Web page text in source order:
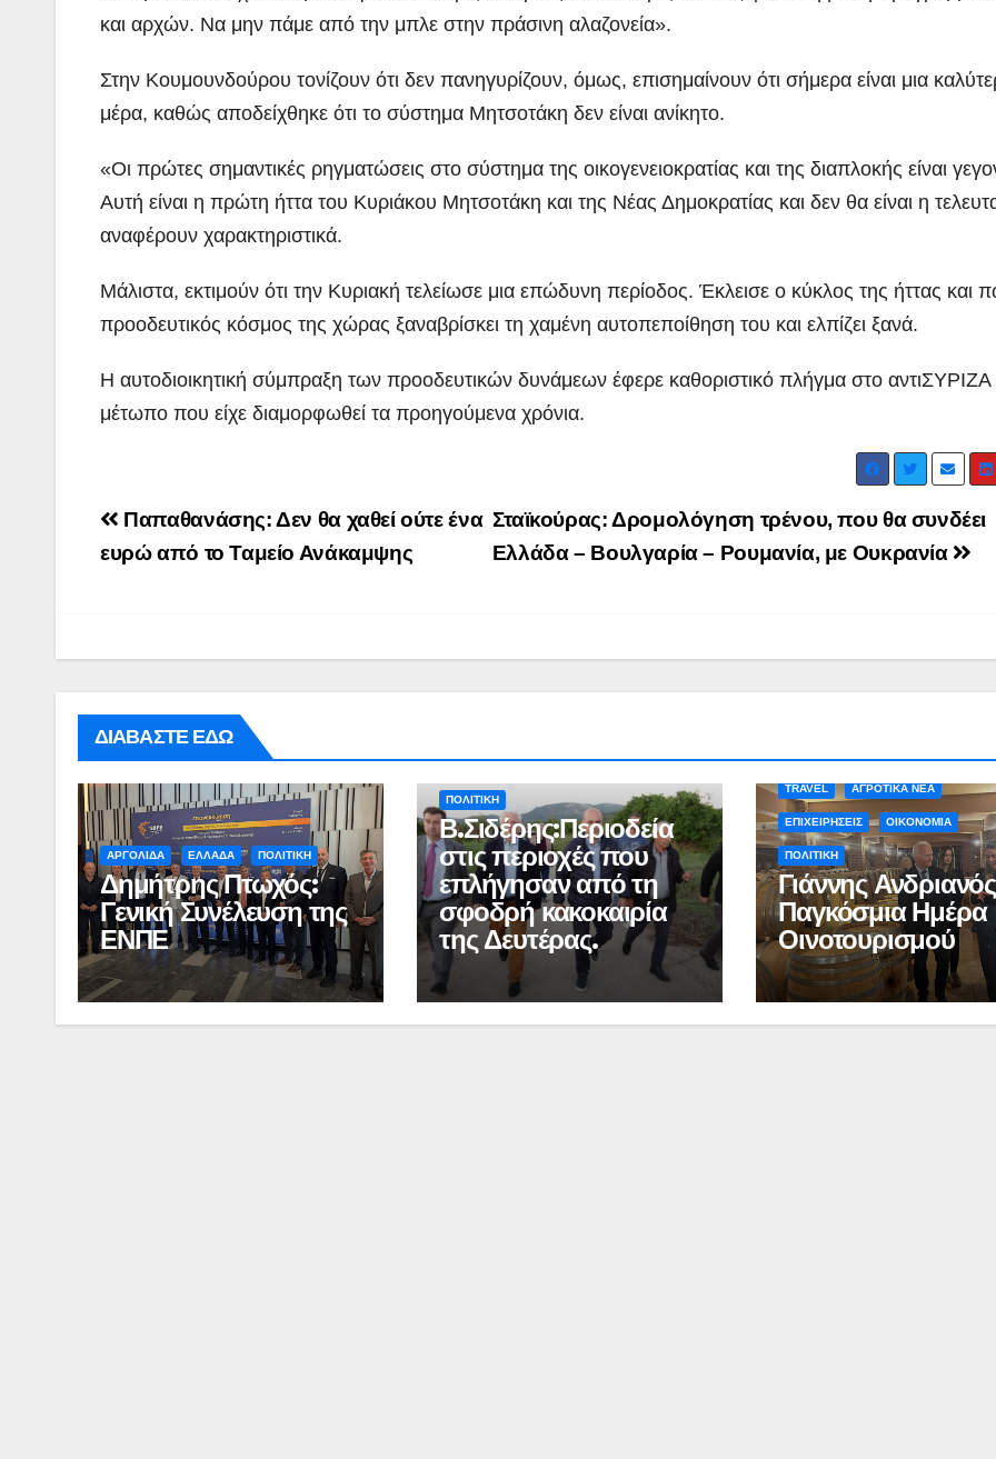
και αρχών. Να μην πάμε από την μπλε στην πράσινη αλαζονεία».
Στην Κουμουνδούρου τονίζουν ότι δεν πανηγυρίζουν, όμως, επισημαίνουν ότι σήμερα είναι μια
μέρα, καθώς αποδείχθηκε ότι το σύστημα Μητσοτάκη δεν είναι ανίκητο.
«Οι πρώτες σημαντικές ρηγματώσεις στο σύστημα της οικογενειοκρατίας και της διαπλοκής είναι
Αυτή είναι η πρώτη ήττα του Κυριάκου Μητσοτάκη και της Νέας Δημοκρατίας και δεν θα είναι η
αναφέρουν χαρακτηριστικά.
Μάλιστα, εκτιμούν ότι την Κυριακή τελείωσε μια επώδυνη περίοδος. Έκλεισε ο κύκλος της ήττας και
προοδευτικός κόσμος της χώρας ξαναβρίσκει τη χαμένη αυτοπεποίθηση του και ελπίζει ξανά.
Η αυτοδιοικητική σύμπραξη των προοδευτικών δυνάμεων έφερε καθοριστικό πλήγμα στο αντιΣΥΡΙΖΑ
μέτωπο που είχε διαμορφωθεί τα προηγούμενα χρόνια.
Post
navigation
Σταϊκούρας: Δρομολόγηση τρένου, που θα συνδέει
Ελλάδα – Βουλγαρία – Ρουμανία, με Ουκρανία
Παπαθανάσης: Δεν θα χαθεί ούτε ένα
ευρώ από το Ταμείο Ανάκαμψης
ΔΙΑΒΑΣΤΕ ΕΔΩ
ΑΡΓΟΛΙΔΑ ΕΛΛΑΔΑ ΠΟΛΙΤΙΚΗ
Δημήτρης Πτωχός:
Γενική Συνέλευση της
ΕΝΠΕ
ΠΟΛΙΤΙΚΗ
Β.Σιδέρης:Περιοδεία
στις περιοχές που
επλήγησαν από τη
σφοδρή κακοκαιρία
της Δευτέρας.
TRAVEL ΑΓΡΟΤΙΚΑ ΝΕΑ
ΕΠΙΧΕΙΡΗΣΕΙΣ ΟΙΚΟΝΟΜΙΑ
ΠΟΛΙΤΙΚΗ
Γιάννης
Παγκόσμια Ημέρα
Οινοτουρισμού